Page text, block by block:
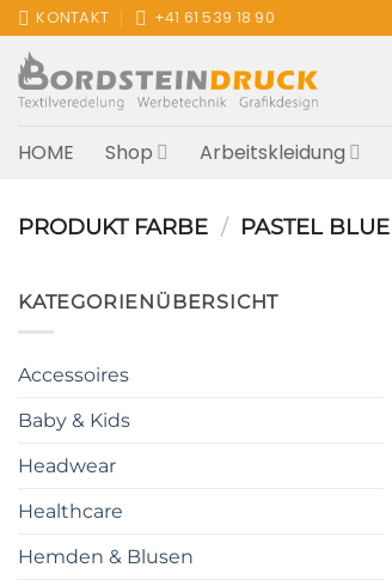
Zum
Inhalt
springen
KONTAKT +41 61 539 18 90
HOME Shop Arbeitskleidung
PRODUKT FARBE / PASTEL BLUE
KATEGORIENÜBERSICHT
Accessoires
Baby & Kids
Headwear
Healthcare
Hemden & Blusen